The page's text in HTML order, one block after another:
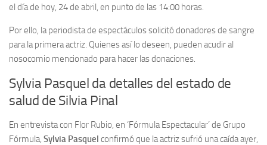
el día de hoy, 24 de abril, en punto de las 14:00 horas.
Por ello, la periodista de espectáculos solicitó donadores de sangre
para la primera actriz. Quienes así lo deseen, pueden acudir al
nosocomio mencionado para hacer las donaciones.
Sylvia Pasquel da detalles del estado de
salud de Silvia Pinal
En entrevista con Flor Rubio, en ‘Fórmula Espectacular’ de Grupo
Fórmula, Sylvia Pasquel confirmó que la actriz sufrió una caída ayer,